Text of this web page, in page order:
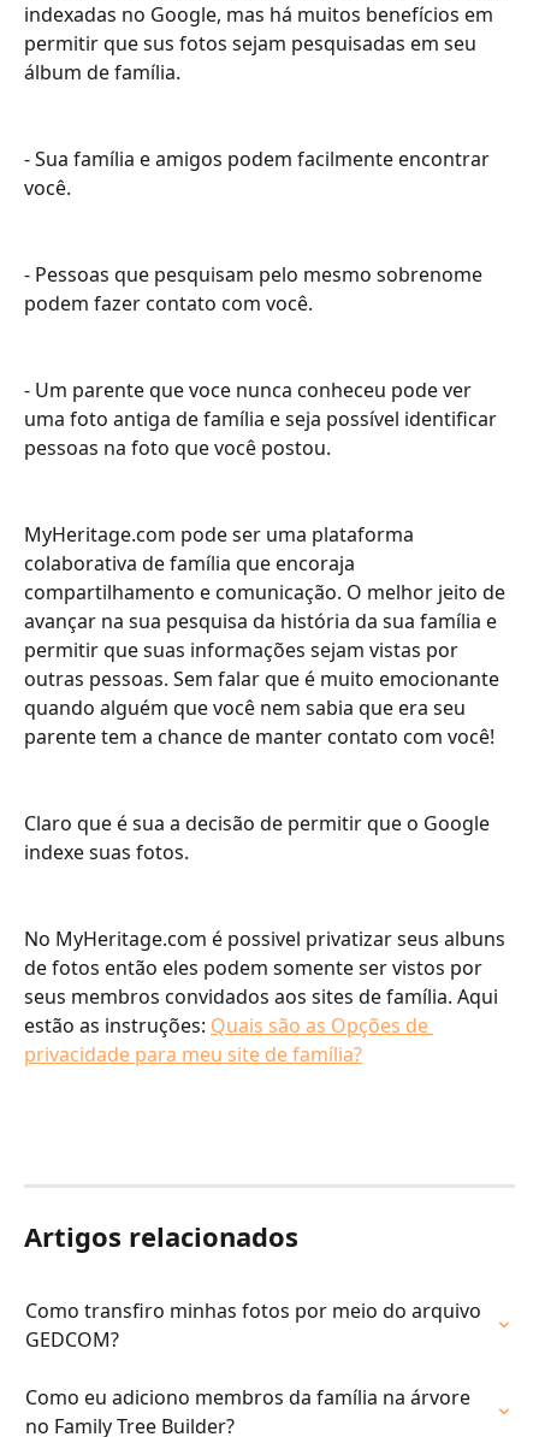
indexadas no Google, mas há muitos benefícios em
permitir que sus fotos sejam pesquisadas em seu
álbum de família.
- Sua família e amigos podem facilmente encontrar
você.
- Pessoas que pesquisam pelo mesmo sobrenome
podem fazer contato com você.
- Um parente que voce nunca conheceu pode ver
uma foto antiga de família e seja possível identificar
pessoas na foto que você postou.
MyHeritage.com pode ser uma plataforma
colaborativa de família que encoraja
compartilhamento e comunicação. O melhor jeito de
avançar na sua pesquisa da história da sua família e
permitir que suas informações sejam vistas por
outras pessoas. Sem falar que é muito emocionante
quando alguém que você nem sabia que era seu
parente tem a chance de manter contato com você!
Claro que é sua a decisão de permitir que o Google
indexe suas fotos.
No MyHeritage.com é possivel privatizar seus albuns
de fotos então eles podem somente ser vistos por
seus membros convidados aos sites de família. Aqui
estão as instruções: Quais são as Opções de
privacidade para meu site de família?
Artigos relacionados
Como transfiro minhas fotos por meio do arquivo
GEDCOM?
Como eu adiciono membros da família na árvore
no Family Tree Builder?